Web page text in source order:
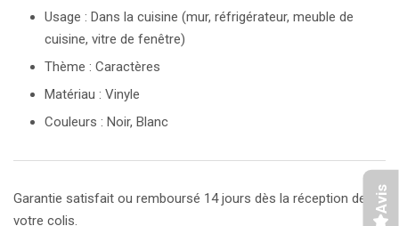
Usage : Dans la cuisine (mur, réfrigérateur, meuble de
cuisine, vitre de fenêtre)
Thème : Caractères
Matériau : Vinyle
Couleurs : Noir, Blanc
Garantie satisfait ou remboursé 14 jours dès la réception de
votre colis.
Avis